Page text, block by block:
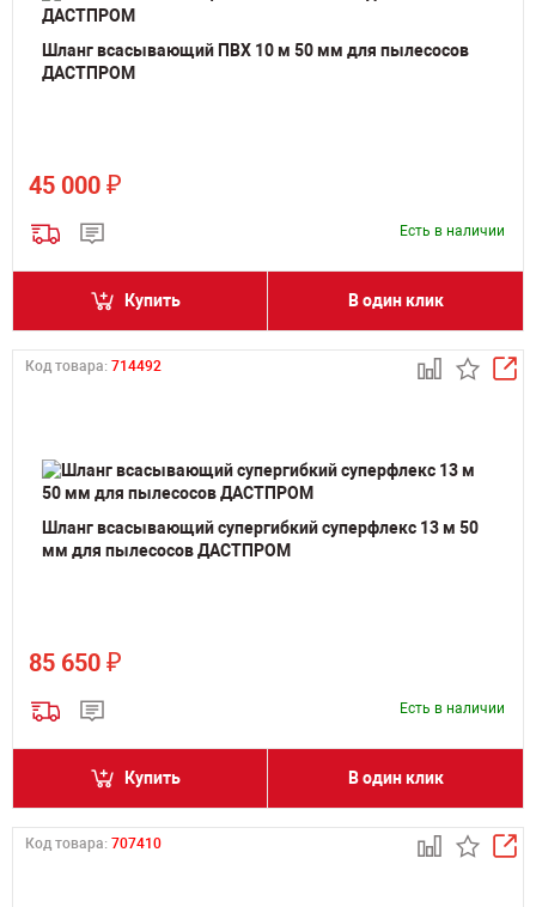
Шланг всасывающий ПВХ 10 м 50 мм для пылесосов
ДАСТПРОМ
45 000 ₽
Есть в наличии
Купить В один клик
Код товара: 714492
Шланг всасывающий супергибкий суперфлекс 13 м 50
мм для пылесосов ДАСТПРОМ
85 650 ₽
Есть в наличии
Купить В один клик
Код товара: 707410